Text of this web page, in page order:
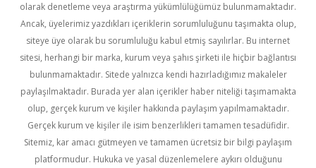
olarak denetleme veya araştırma yükümlülüğümüz bulunmamaktadır.
Ancak, üyelerimiz yazdıkları içeriklerin sorumluluğunu taşımakta olup,
siteye üye olarak bu sorumluluğu kabul etmiş sayılırlar. Bu internet
sitesi, herhangi bir marka, kurum veya şahıs şirketi ile hiçbir bağlantısı
bulunmamaktadır. Sitede yalnızca kendi hazırladığımız makaleler
paylaşılmaktadır. Burada yer alan içerikler haber niteliği taşımamakta
olup, gerçek kurum ve kişiler hakkında paylaşım yapılmamaktadır.
Gerçek kurum ve kişiler ile isim benzerlikleri tamamen tesadüfidir.
Sitemiz, kar amacı gütmeyen ve tamamen ücretsiz bir bilgi paylaşım
platformudur. Hukuka ve yasal düzenlemelere aykırı olduğunu